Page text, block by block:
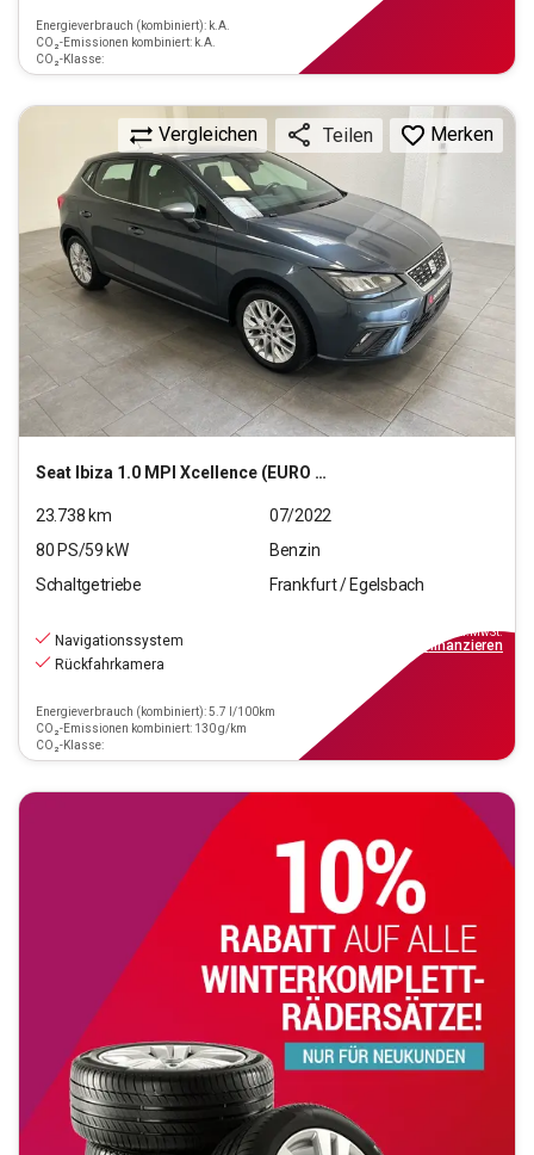
Energieverbrauch (kombiniert): k.A.
CO₂-Emissionen kombiniert: k.A.
CO₂-Klasse:
Seat Ibiza 1.0 MPI Xcellence (EURO 6d)
Vergleichen Teilen Merken
23.738 km
07/2022
80 PS/59 kW
Benzin
Schaltgetriebe
Frankfurt / Egelsbach
Navigationssystem
Rückfahrkamera
Energieverbrauch (kombiniert): 5.7 l/100km
CO₂-Emissionen kombiniert: 130 g/km
CO₂-Klasse:
inkl.MwSt.
finanzieren